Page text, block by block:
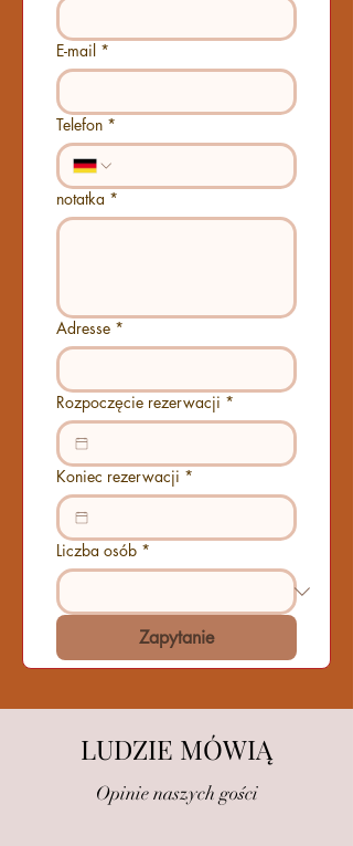
E-mail *
Telefon *
notatka *
Adresse *
Rozpoczęcie rezerwacji *
Koniec rezerwacji *
Liczba osób *
Zapytanie
LUDZIE MÓWIĄ
Opinie naszych gości